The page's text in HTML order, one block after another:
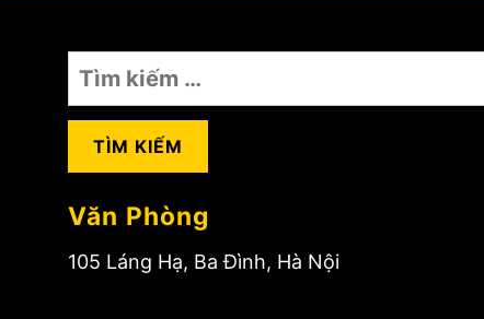
Tìm
cho:
Văn Phòng
105 Láng Hạ, Ba Đình, Hà Nội